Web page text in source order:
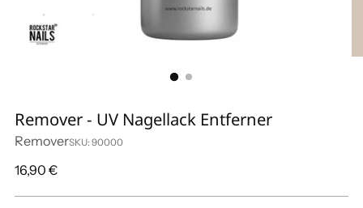
Remover - UV Nagellack Entferner
RemoverSKU: 90000
Regulärer
16,90 €